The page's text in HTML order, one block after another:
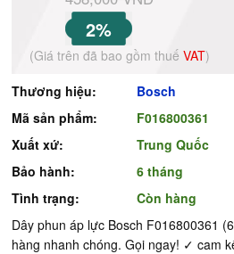
2%
(Giá trên đã bao gồm thuếVAT)
Thương hiệu:
Bosch
Mã sản phẩm:
F016800361
Xuất xứ:
Trung Quốc
Bảo hành:
6 tháng
Tình trạng:
Còn hàng
Dây phun áp lực Bosch F016800361
hàng nhanh chóng. Gọi ngay! ✓ cam